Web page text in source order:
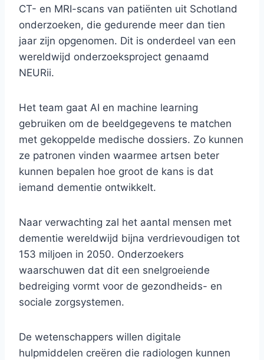
CT- en MRI-scans van patiënten uit Schotland
onderzoeken, die gedurende meer dan tien
jaar zijn opgenomen. Dit is onderdeel van een
wereldwijd onderzoeksproject genaamd
NEURii.
Het team gaat AI en machine learning
gebruiken om de beeldgegevens te matchen
met gekoppelde medische dossiers. Zo kunnen
ze patronen vinden waarmee artsen beter
kunnen bepalen hoe groot de kans is dat
iemand dementie ontwikkelt.
Naar verwachting zal het aantal mensen met
dementie wereldwijd bijna verdrievoudigen tot
153 miljoen in 2050. Onderzoekers
waarschuwen dat dit een snelgroeiende
bedreiging vormt voor de gezondheids- en
sociale zorgsystemen.
De wetenschappers willen digitale
hulpmiddelen creëren die radiologen kunnen